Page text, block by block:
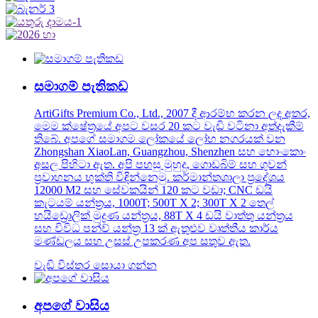
සමාගම් පැතිකඩ
ArtiGifts Premium Co., Ltd., 2007 දී ආරම්භ කරන ලද අතර,
මෙම ක්ෂේත්‍රයේ අපට වසර 20 කට වැඩි වටිනා අත්දැකීම්
තිබේ. අපගේ සමාගම ලෝකයේ ලෝහ නගරයක් වන
Zhongshan XiaoLan, Guangzhou, Shenzhen සහ හොංකොං
අසල පිහිටා ඇත. අපි පහසු මුහුදු, ගොඩබිම් සහ ගුවන්
ප්‍රවාහනය භුක්ති විඳින්නෙමු. කර්මාන්තශාලා ප්‍රදේශය
12000 M2 සහ සේවකයින් 120 කට වඩා; CNC ඩයි
කැටයම් යන්ත්‍රය, 1000T; 500T X 2; 300T X 2 තෙල්
හයිඩ්‍රොලික් මුද්‍රණ යන්ත්‍රය, 88T X 4 ඩයි වාත්තු යන්ත්‍රය
සහ විවිධ පන්ච් යන්ත්‍ර 13 ක් ඇතුළුව වෘත්තීය කාර්ය
මණ්ඩලය සහ උසස් උපකරණ අප සතුව ඇත.
වැඩි විස්තර සොයා ගන්න
අපගේ වාසිය